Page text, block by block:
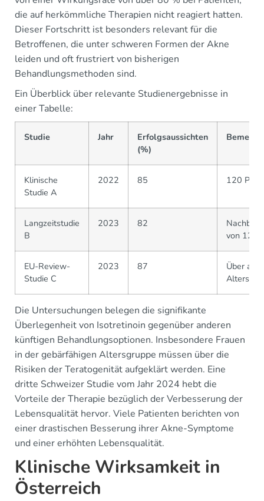
die auf herkömmliche Therapien nicht reagiert hatten.
Dieser Fortschritt ist besonders relevant für die
Betroffenen, die unter schweren Formen der Akne
leiden und oft frustriert von bisherigen
Behandlungsmethoden sind.
Ein Überblick über relevante Studienergebnisse in
einer Tabelle:
Studie Jahr
Erfolgsaussichten
(%)
Klinische
Studie A
2022 85 120
Langzeitstudie
B
2023 82
von 12
EU-Review-
Studie C
2023 87
Über alle
Die Untersuchungen belegen die signifikante
Überlegenheit von Isotretinoin gegenüber anderen
künftigen Behandlungsoptionen. Insbesondere Frauen
in der gebärfähigen Altersgruppe müssen über die
Risiken der Teratogenität aufgeklärt werden. Eine
dritte Schweizer Studie vom Jahr 2024 hebt die
Vorteile der Therapie bezüglich der Verbesserung der
Lebensqualität hervor. Viele Patienten berichten von
einer drastischen Besserung ihrer Akne-Symptome
und einer erhöhten Lebensqualität.
Klinische Wirksamkeit in
Österreich